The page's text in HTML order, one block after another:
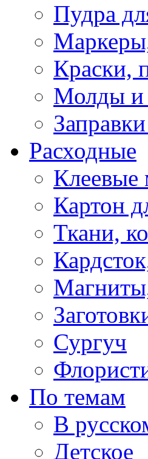
Пудра
Краски,
Молды и
Расходные
Клеевые
Картон
Ткани,
Сургуч
По темам
В
Детское